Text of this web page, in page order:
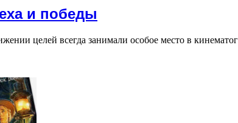
и победы
целей всегда занимали особое место в